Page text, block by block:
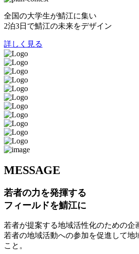
全国の大学生が鯖江に集い
2泊3日で鯖江の未来をデザイン
詳しく見る
MESSAGE
若者の力を発揮する
フィールドを鯖江に
若者が提案する地域活性化のための企
若者の地域活動への参加を促進して地
こと。